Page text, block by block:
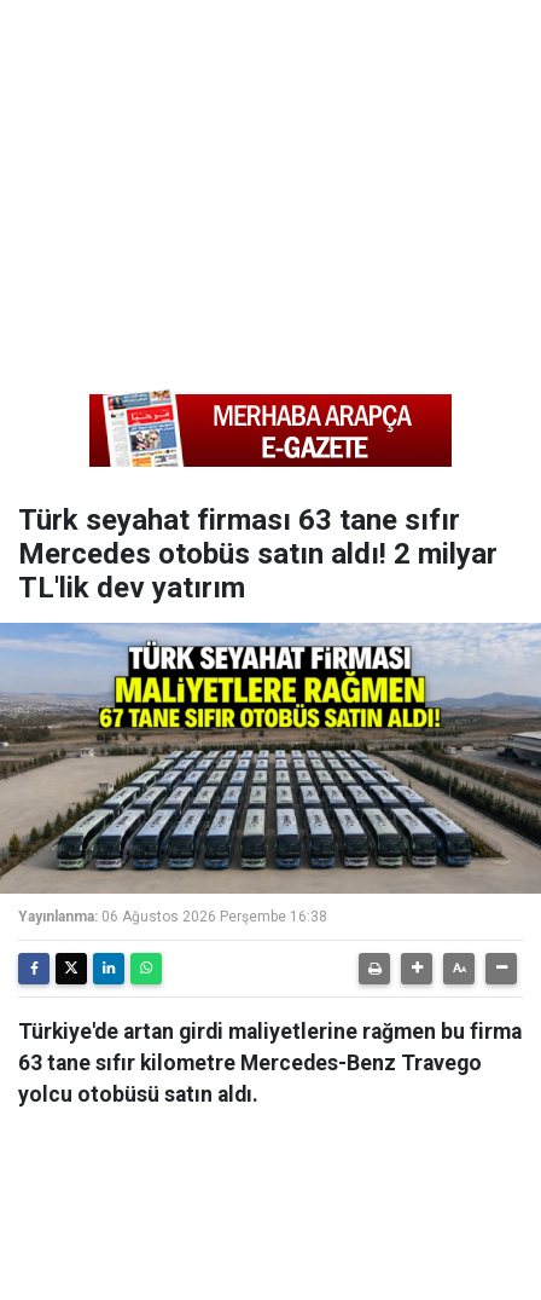
Türk seyahat firması 63 tane sıfır
Mercedes otobüs satın aldı! 2 milyar
TL'lik dev yatırım
Yayınlanma: 06 Ağustos 2026 Perşembe 16:38
Türkiye'de artan girdi maliyetlerine rağmen bu firma
63 tane sıfır kilometre Mercedes-Benz Travego
yolcu otobüsü satın aldı.